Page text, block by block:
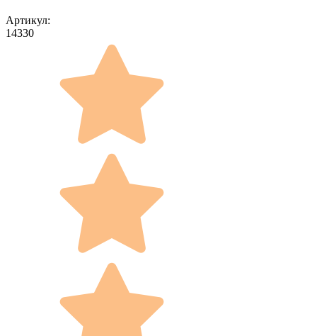
Артикул:
14330